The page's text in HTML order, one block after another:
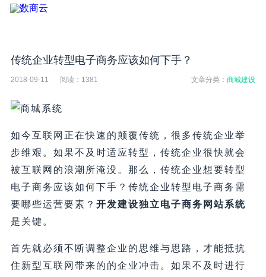
传统企业转型电子商务应该如何下手？
2018-09-11 阅读： 1381 文章分类：商城建设
如今互联网正在快速的颠覆传统，很多传统企业举
步维艰。如果不及时适应转型，传统企业很快就会
被互联网的浪潮所淹没。那么，传统企业想要转型
电子商务应该如何下手？传统企业转型电子商务需
要哪些运营要素？ 开发建设独立电子商务网站系统
是关键。
首先就必须不断调整企业的思维与思路，才能抵抗
住新型互联网带来的的企业冲击。如果不及时进行